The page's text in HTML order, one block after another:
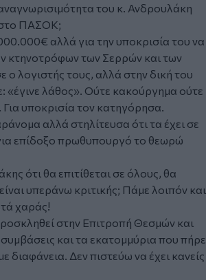
του κ. Ανδρουλάκη
στο ΠΑΣΟΚ;
αλλά για την υποκρισία του να
κτηνοτρόφων των Σερρών και των
λογιστής τους, αλλά στην δική του
«έγινε λάθος». Ούτε κακούργημα ούτε
υποκρισία τον κατηγόρησα.
αλλά στηλίτευσα ότι τα έχει σε
επίδοξο πρωθυπουργό το θεωρώ
ότι θα επιτίθεται σε όλους, θα
υπεράνω κριτικής; Πάμε λοιπόν και
χαράς!
στην Επιτροπή Θεσμών και
και τα εκατομμύρια που πήρε
Δεν πιστεύω να έχει κανείς